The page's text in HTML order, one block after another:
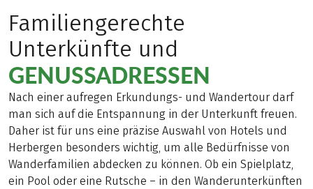
Familiengerechte
Unterkünfte und
GENUSSADRESSEN
Nach einer aufregen Erkundungs- und Wandertour darf
man sich auf die Entspannung in der Unterkunft freuen.
Daher ist für uns eine präzise Auswahl von Hotels und
Herbergen besonders wichtig, um alle Bedürfnisse von
Wanderfamilien abdecken zu können. Ob ein Spielplatz,
ein Pool oder eine Rutsche – in den Wanderunterkünften